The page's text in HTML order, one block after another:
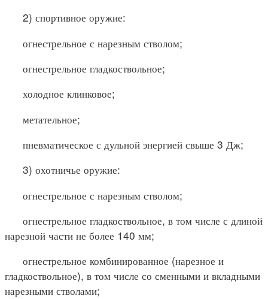
2) спортивное оружие:
огнестрельное с нарезным стволом;
огнестрельное гладкоствольное;
холодное клинковое;
метательное;
пневматическое с дульной энергией свыше 3 Дж;
3) охотничье оружие:
огнестрельное с нарезным стволом;
огнестрельное гладкоствольное, в том числе с длиной
нарезной части не более 140 мм;
огнестрельное комбинированное (нарезное и
гладкоствольное), в том числе со сменными и вкладными
нарезными стволами;